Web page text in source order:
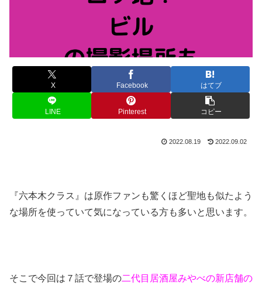
X Facebook はてブ
LINE Pinterest コピー
2022.08.19 2022.09.02
『六本木クラス』は原作ファンも驚くほど聖地も似たよう
な場所を使っていて気になっている方も多いと思います。
そこで今回は７話で登場の二代目居酒屋みやべの新店舗の